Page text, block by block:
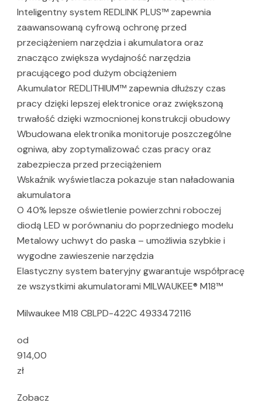
Inteligentny system REDLINK PLUS™ zapewnia
zaawansowaną cyfrową ochronę przed
przeciążeniem narzędzia i akumulatora oraz
znacząco zwiększa wydajność narzędzia
pracującego pod dużym obciążeniem
Akumulator REDLITHIUM™ zapewnia dłuższy czas
pracy dzięki lepszej elektronice oraz zwiększoną
trwałość dzięki wzmocnionej konstrukcji obudowy
Wbudowana elektronika monitoruje poszczególne
ogniwa, aby zoptymalizować czas pracy oraz
zabezpiecza przed przeciążeniem
Wskaźnik wyświetlacza pokazuje stan naładowania
akumulatora
O 40% lepsze oświetlenie powierzchni roboczej
diodą LED w porównaniu do poprzedniego modelu
Metalowy uchwyt do paska – umożliwia szybkie i
wygodne zawieszenie narzędzia
Elastyczny system bateryjny gwarantuje współpracę
ze wszystkimi akumulatorami MILWAUKEE® M18™
Milwaukee M18 CBLPD-422C 4933472116
od
914,00
zł
Zobacz